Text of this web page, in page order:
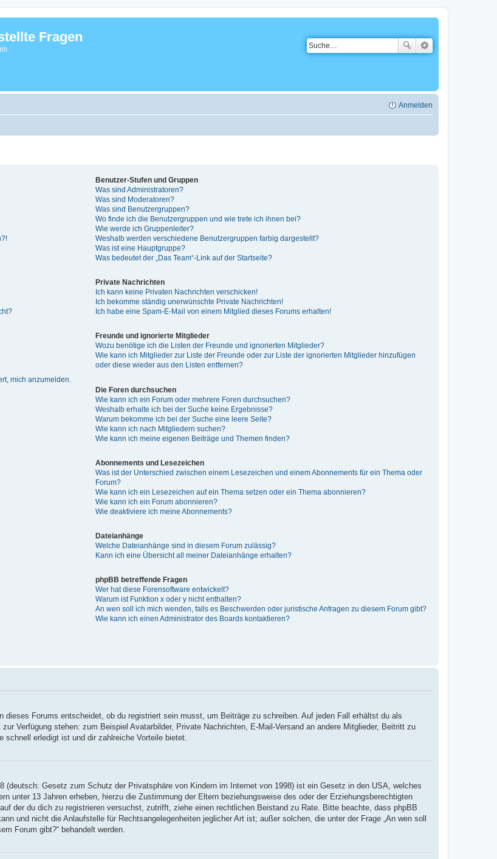
Fragen
Anmelden
mich anzumelden.
Benutzer-Stufen und Gruppen
Was sind Administratoren?
Was sind Moderatoren?
Was sind Benutzergruppen?
Wo finde ich die Benutzergruppen und wie trete ich ihnen bei?
Wie werde ich Gruppenleiter?
Weshalb werden verschiedene Benutzergruppen farbig dargestellt?
Was ist eine Hauptgruppe?
Was bedeutet der „Das Team“-Link auf der Startseite?
Private Nachrichten
Ich kann keine Privaten Nachrichten verschicken!
Ich bekomme ständig unerwünschte Private Nachrichten!
Ich habe eine Spam-E-Mail von einem Mitglied dieses Forums erhalten!
Freunde und ignorierte Mitglieder
Wozu benötige ich die Listen der Freunde und ignorierten Mitglieder?
Wie kann ich Mitglieder zur Liste der Freunde oder zur Liste der ignorierten Mitglieder hinzufügen
oder diese wieder aus den Listen entfernen?
Die Foren durchsuchen
Wie kann ich ein Forum oder mehrere Foren durchsuchen?
Weshalb erhalte ich bei der Suche keine Ergebnisse?
Warum bekomme ich bei der Suche eine leere Seite?
Wie kann ich nach Mitgliedern suchen?
Wie kann ich meine eigenen Beiträge und Themen finden?
Abonnements und Lesezeichen
Was ist der Unterschied zwischen einem Lesezeichen und einem Abonnements für ein Thema oder
Forum?
Wie kann ich ein Lesezeichen auf ein Thema setzen oder ein Thema abonnieren?
Wie kann ich ein Forum abonnieren?
Wie deaktiviere ich meine Abonnements?
Dateianhänge
Welche Dateianhänge sind in diesem Forum zulässig?
Kann ich eine Übersicht all meiner Dateianhänge erhalten?
phpBB betreffende Fragen
Wer hat diese Forensoftware entwickelt?
Warum ist Funktion x oder y nicht enthalten?
An wen soll ich mich wenden, falls es Beschwerden oder juristische Anfragen zu diesem Forum gibt?
Wie kann ich einen Administrator des Boards kontaktieren?
Forums entscheidet, ob du registriert sein musst, um Beiträge zu schreiben. Auf jeden Fall erhältst du als
Verfügung stehen: zum Beispiel Avatarbilder, Private Nachrichten, E-Mail-Versand an andere Mitglieder, Beitritt zu
schnell erledigt ist und dir zahlreiche Vorteile bietet.
(deutsch: Gesetz zum Schutz der Privatsphäre von Kindern im Internet von 1998) ist ein Gesetz in den USA, welches
unter 13 Jahren erheben, hierzu die Zustimmung der Eltern beziehungsweise des oder der Erziehungsberechtigten
der du dich zu registrieren versuchst, zutrifft, ziehe einen rechtlichen Beistand zu Rate. Bitte beachte, dass phpBB
und nicht die Anlaufstelle für Rechtsangelegenheiten jeglicher Art ist; außer solchen, die unter der Frage „An wen soll
Forum gibt?“ behandelt werden.